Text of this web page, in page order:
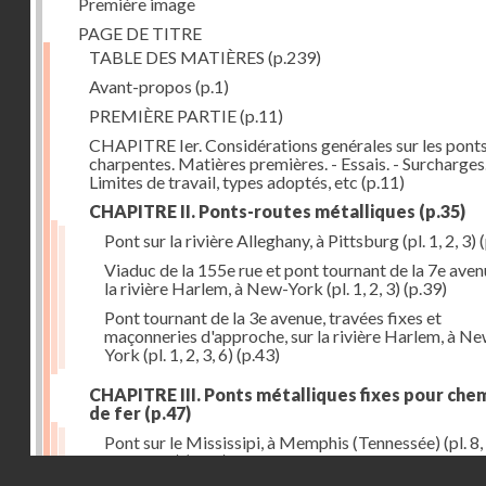
PAGE DE TITRE
TABLE DES MATIÈRES (p.239)
Avant-propos (p.1)
PREMIÈRE PARTIE(p.11)
CHAPITRE Ier. Considérations genérales sur les
charpentes. Matières premières. - Essais. -
Limites de travail, types adoptés, etc (p.11)
CHAPITRE II. Ponts-routes métalliques (p.35)
Pont sur la rivière Alleghany, à Pittsburg (pl. 1, 2, 3)
Viaduc de la 155e rue et pont tournant de la 7e
la rivière Harlem, à New-York (pl. 1, 2, 3) (p.39)
Pont tournant de la 3e avenue, travées fixes et
maçonneries d'approche, sur la rivière Harlem, à
York (pl. 1, 2, 3, 6) (p.43)
CHAPITRE III. Ponts métalliques fixes pour
de fer (p.47)
Pont sur le Mississipi, à Memphis (Tennessée) (pl. 8,
11, 12, 13)(p.47)